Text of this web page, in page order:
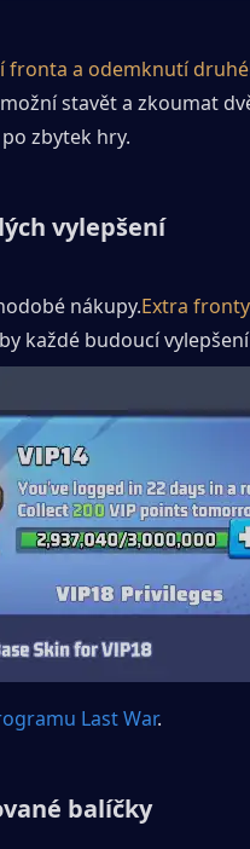
fronta a odemknutí
stavět a zkoumat
zbytek hry.
vylepšení
nákupy.Extra
každé budoucí
Last War.
balíčky